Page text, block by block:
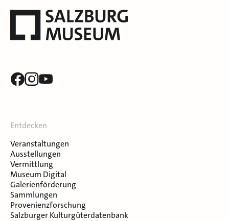
Entdecken
Veranstaltungen
Ausstellungen
Vermittlung
Museum Digital
Galerienförderung
Sammlungen
Provenienzforschung
Salzburger Kulturgüterdatenbank